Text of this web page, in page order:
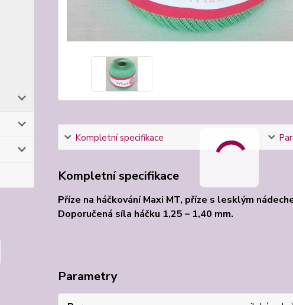
Kompletní specifikace
Kompletní specifikace
Příze na háčkování Maxi MT, příze s lesklým
Doporučená síla háčku 1,25 – 1,40 mm.
Parametry